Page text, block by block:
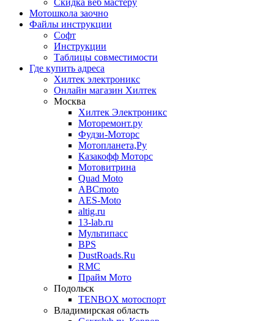
Мотошкола заочно
Файлы инструкции
Софт
Инструкции
Таблицы совместимости
Где купить адреса
Хилтек электроникс
Онлайн магазин Хилтек
Москва
Хилтек Электроникс
Моторемонт.ру
Фудзи-Моторс
Мотопланета,Ру
Казакофф Моторс
Мотовитрина
Quad Moto
ABCmoto
AES-Moto
altig.ru
13-lab.ru
Мультипасс
BPS
DustRoads.Ru
RMC
Прайм Мото
Подольск
TENBOX мотоспорт
Владимирская область